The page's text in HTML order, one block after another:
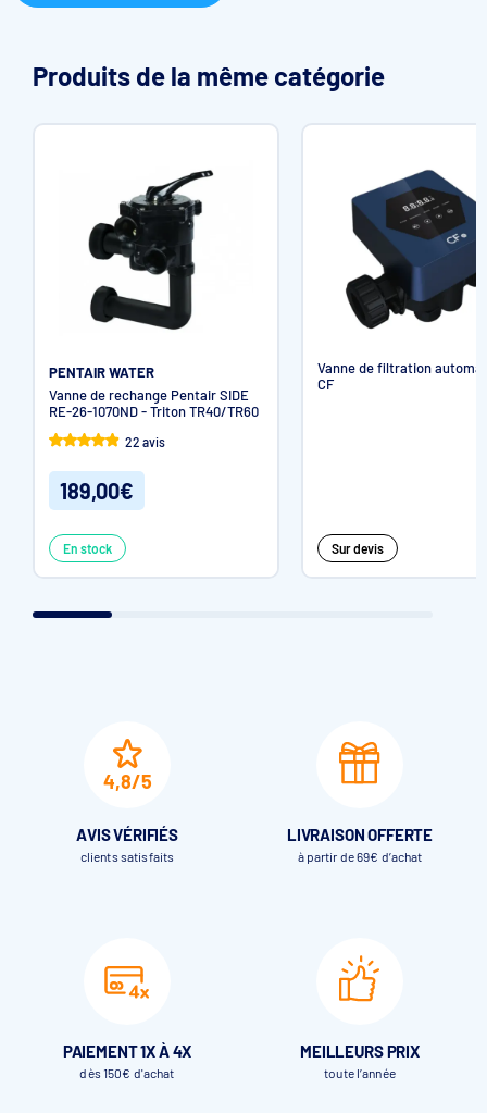
Produits de la même catégorie
PENTAIR WATER
Vanne de rechange Pentair SIDE
RE-26-1070ND - Triton TR40/TR60
22 avis
189,00€
En stock
Vanne de filtration
CF
Sur devis
4,8/5
AVIS VÉRIFIÉS
clients satisfaits
LIVRAISON OFFERTE
à partir de 69€ d’achat
PAIEMENT 1X À 4X
dès 150€ d'achat
MEILLEURS PRIX
toute l’année